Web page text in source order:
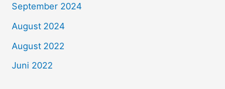
September 2024
August 2024
August 2022
Juni 2022